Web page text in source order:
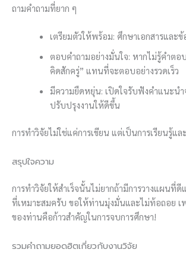
ถามคำถามที่ยาก ๆ
เตรียมตัวให้พร้อม: ศึกษาเอกสารและ
ตอบคำถามอย่างมั่นใจ: หากไม่รู้คำตอ
คิดสักครู่” แทนที่จะตอบอย่างรวดเร็ว
มีความยืดหยุ่น: เปิดใจรับฟังคำแนะนำ
ปรับปรุงงานให้ดีขึ้น
การทำวิจัยไม่ใช่แค่การเขียน แต่เป็นการเรียนรู้แล
สรุปใจความ
การทำวิจัยให้สำเร็จนั้นไม่ยากถ้ามีการวางแผนที่
ที่เหมาะสมครับ ขอให้ท่านมุ่งมั่นและไม่ท้อถอย เ
ของท่านคือก้าวสำคัญในการจบการศึกษา!
รวมคำถามยอดฮิตเกี่ยวกับงานวิจัย